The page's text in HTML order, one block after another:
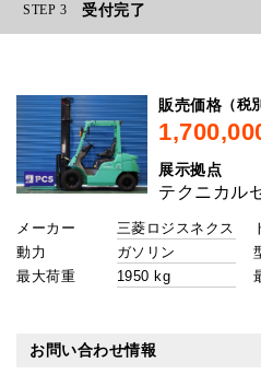
3 受付完了
販売価格 （税
展示拠点
メーカー
動力
最大荷重
お問い合わせ情報